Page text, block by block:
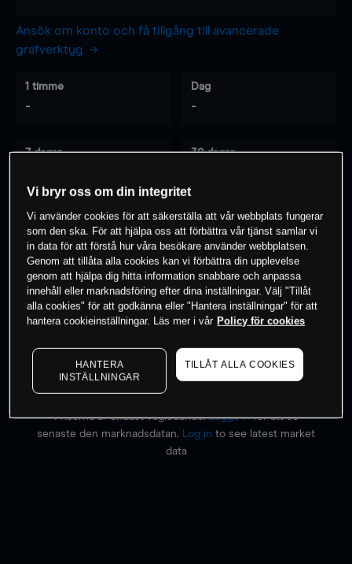
Ansök om konto och få tillgång till avancerade
grafverktyg
1 timme
-
Dag
-
7 dagar 30 dagar
0% av kunderna har en position i detta
instrument
Börja handla
Priserna är endast vägledande.Logga inför att se
senaste den marknadsdatan.
Log in to see latest market
data
Vi bryr oss om din integritet
Vi använder cookies för att säkerställa att vår webbplats fungerar
som den ska. För att hjälpa oss att förbättra vår tjänst samlar vi
in data för att förstå hur våra besökare använder webbplatsen.
Genom att tillåta alla cookies kan vi förbättra din upplevelse
genom att hjälpa dig hitta information snabbare och anpassa
innehåll eller marknadsföring efter dina inställningar. Välj "Tillåt
alla cookies" för att godkänna eller "Hantera inställningar" för att
hantera cookieinställningar. Läs mer i vår Policy för cookies
HANTERA
INSTÄLLNINGAR
TILLÅT ALLA COOKIES